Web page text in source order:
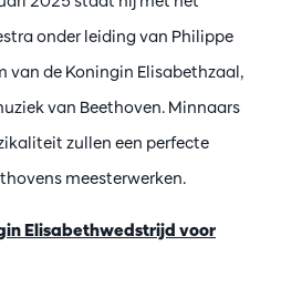
onder leiding van Philippe
van de Koningin Elisabethzaal,
van Beethoven. Minnaars
zullen een perfecte
meesterwerken.
Elisabethwedstrijd voor